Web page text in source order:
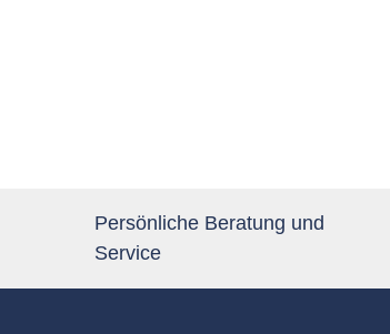
Persönliche Beratung und
Service